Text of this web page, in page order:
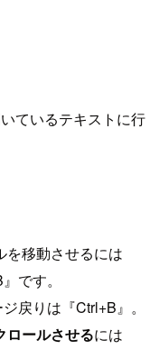
ているテキストに行
を移動させるには
です。
戻りは『Ctrl+B』。
ロールさせるには